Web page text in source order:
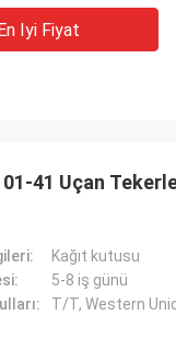
Iyi Fiyat
41 Uçan
Kağıt kutusu
5-8 iş günü
T/T, Western